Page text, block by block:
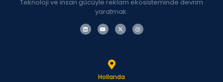
Teknoloji ve insan gücüyle reklam ekosisteminde devrim
yaratmak.
Hollanda